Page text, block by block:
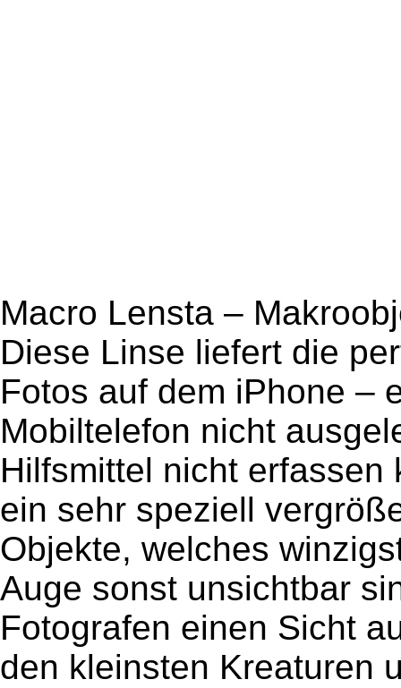
Macro Lensta –
Diese Linse liefert die
Fotos auf dem iPhone –
Mobiltelefon nicht
Hilfsmittel nicht
ein sehr speziell
Objekte, welches
Auge sonst unsichtbar
Fotografen einen Sicht
den kleinsten Kreaturen